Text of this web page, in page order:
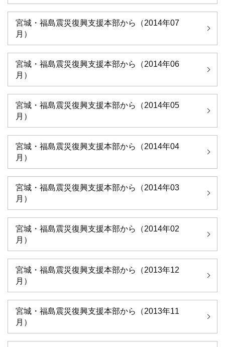
宮城・福島震災復興支援本部から（2014年07
月）
宮城・福島震災復興支援本部から（2014年06
月）
宮城・福島震災復興支援本部から（2014年05
月）
宮城・福島震災復興支援本部から（2014年04
月）
宮城・福島震災復興支援本部から（2014年03
月）
宮城・福島震災復興支援本部から（2014年02
月）
宮城・福島震災復興支援本部から（2013年12
月）
宮城・福島震災復興支援本部から（2013年11
月）